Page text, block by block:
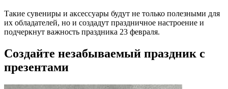
Такие сувениры и аксессуары будут не только полезными для
их обладателей, но и создадут праздничное настроение и
подчеркнут важность праздника 23 февраля.
Создайте незабываемый праздник с
презентами